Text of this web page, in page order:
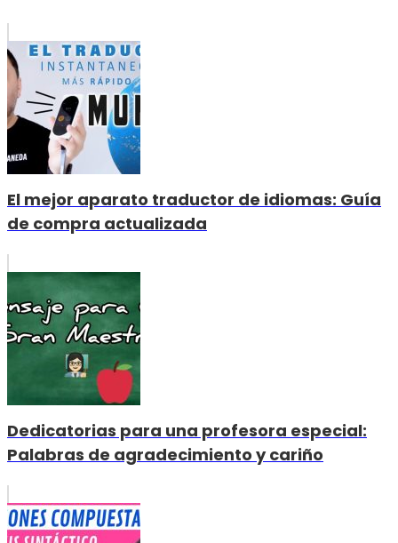
El mejor aparato traductor de idiomas: Guía
de compra actualizada
Dedicatorias para una profesora especial:
Palabras de agradecimiento y cariño